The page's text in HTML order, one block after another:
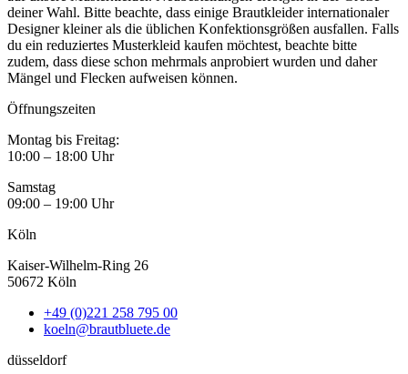
deiner Wahl. Bitte beachte, dass einige Brautkleider internationaler
Designer kleiner als die üblichen Konfektionsgrößen ausfallen. Falls
du ein reduziertes Musterkleid kaufen möchtest, beachte bitte
zudem, dass diese schon mehrmals anprobiert wurden und daher
Mängel und Flecken aufweisen können.
Öffnungszeiten
Montag bis Freitag:
10:00 – 18:00 Uhr
Samstag
09:00 – 19:00 Uhr
Köln
Kaiser-Wilhelm-Ring 26
50672 Köln
+49 (0)221 258 795 00
koeln@brautbluete.de
düsseldorf